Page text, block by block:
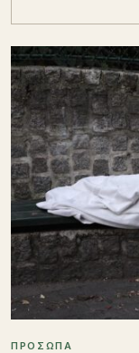
ΠΡΟΣΩΠΑ